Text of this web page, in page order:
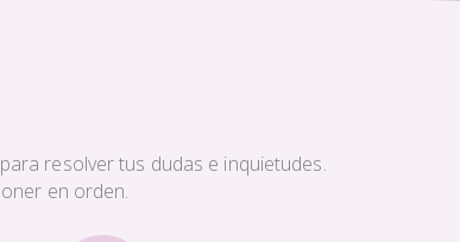
resolver tus dudas e inquietudes.
en orden.